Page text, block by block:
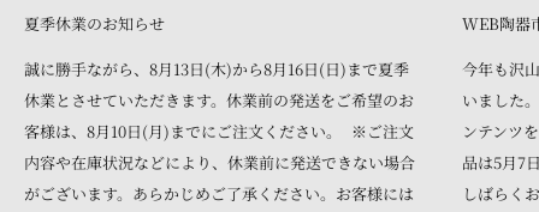
夏季休業のお知らせ
誠に勝手ながら、8月13日(木)から8月16日(日)まで夏季
休業とさせていただきます。休業前の発送をご希望のお
客様は、8月10日(月)までにご注文ください。 ※ご注文
内容や在庫状況などにより、休業前に発送できない場合
がございます。あらかじめご了承ください。お客様には
WEB陶器
今年も沢
いました
ンテンツ
品は5月7
しばらく